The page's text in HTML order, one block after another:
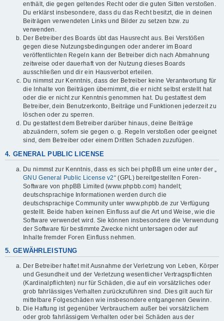
enthält, die gegen geltendes Recht oder die guten Sitten verstoßen.
Du erklärst insbesondere, dass du das Recht besitzt, die in deinen
Beiträgen verwendeten Links und Bilder zu setzen bzw. zu
verwenden.
Der Betreiber des Boards übt das Hausrecht aus. Bei Verstößen
gegen diese Nutzungsbedingungen oder anderer im Board
veröffentlichten Regeln kann der Betreiber dich nach Abmahnung
zeitweise oder dauerhaft von der Nutzung dieses Boards
ausschließen und dir ein Hausverbot erteilen.
Du nimmst zur Kenntnis, dass der Betreiber keine Verantwortung für
die Inhalte von Beiträgen übernimmt, die er nicht selbst erstellt hat
oder die er nicht zur Kenntnis genommen hat. Du gestattest dem
Betreiber, dein Benutzerkonto, Beiträge und Funktionen jederzeit zu
löschen oder zu sperren.
Du gestattest dem Betreiber darüber hinaus, deine Beiträge
abzuändern, sofern sie gegen o. g. Regeln verstoßen oder geeignet
sind, dem Betreiber oder einem Dritten Schaden zuzufügen.
4. GENERAL PUBLIC LICENSE
Du nimmst zur Kenntnis, dass es sich bei phpBB um eine unter der „
GNU General Public License v2“ (GPL) bereitgestellten Foren-
Software von phpBB Limited (www.phpbb.com) handelt;
deutschsprachige Informationen werden durch die
deutschsprachige Community unter www.phpbb.de zur Verfügung
gestellt. Beide haben keinen Einfluss auf die Art und Weise, wie die
Software verwendet wird. Sie können insbesondere die Verwendung
der Software für bestimmte Zwecke nicht untersagen oder auf
Inhalte fremder Foren Einfluss nehmen.
5. GEWÄHRLEISTUNG
Der Betreiber haftet mit Ausnahme der Verletzung von Leben, Körper
und Gesundheit und der Verletzung wesentlicher Vertragspflichten
(Kardinalpflichten) nur für Schäden, die auf ein vorsätzliches oder
grob fahrlässiges Verhalten zurückzuführen sind. Dies gilt auch für
mittelbare Folgeschäden wie insbesondere entgangenen Gewinn.
Die Haftung ist gegenüber Verbrauchern außer bei vorsätzlichem
oder grob fahrlässigem Verhalten oder bei Schäden aus der